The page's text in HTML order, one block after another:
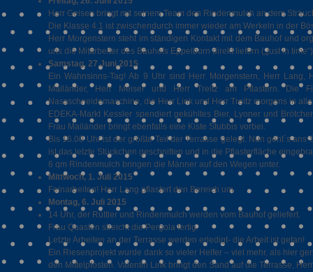
Herr Geisen bringt mit seinem Team den Rindenmulch an dem
Die Klasse 4.1 ist zwischendurch immer wieder am Werkeln in der
Herr Morgenstern steht im ständigen Kontakt mit dem Bauhof und
uns die Mitarbeiter des Bauhofs Eppelborn direkt liefern („just in
Samstag, 27.Juni 2015
Ein Wahnsinns-Tag! Ab 9 Uhr sind Herr Morgenstern, Herr
Mailänder, Herr Meiser und Herr Treitz am Pflastern. Die
Nassschneidemaschine, die Herr Link und Herr Treitz morgens in
EDEKA-Markt Kessler spendiert gekühltes Bier, Lyoner und
Frau Mailänder bringt ebenfalls eine Kiste Stubbis vorbei.
Bis 16.00 Uhr ist der größte Teil der Terrasse gelegt. Nun geht´s
ist das letzte Stückchen geschnitten und in die Pflasterfläche
6 qm Rindenmulch bringen die Männer auf den Wegen unter.
Mittwoch, 1. Juli 2015
Feinarbeiten! Herr Lang pflastert den Bereich um
Montag, 6. Juli 2015
14 Uhr, der Rüttler und Rindenmulch werden vom Bauhof geliefert.
Frau Quasten streicht die Pergola fertig.
Letzte Arbeiten an der Terrasse werden erledigt- die Arbeit ist getan!
Ein Riesenprojekt wurde dank so vieler Helfer – viel mehr, als hier
den Mittelpfosten. Valentin Link bringt den Sand auf die Terrasse,